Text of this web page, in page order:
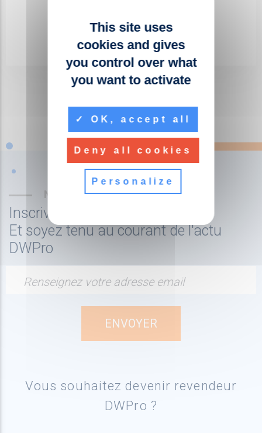
NOUS CONSULTER
NEWSLETTER
Inscrivez-vous à la newsletter
Et soyez tenu au courant de l'actu
DWPro
Renseignez votre adresse email
Vous souhaitez devenir revendeur
DWPro ?
This site uses
cookies and gives
you control over what
you want to activate
OK, accept all
Deny all cookies
Personalize